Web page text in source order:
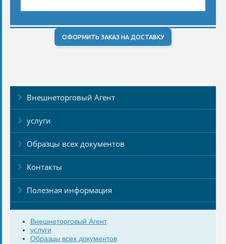
ОФОРМИТЬ ЗАКАЗ НА ДОСТАВКУ
Внешнеторговый Агент
услуги
Образцы всех документов
Контакты
Полезная информация
Внешнеторговый Агент
услуги
Образцы всех документов